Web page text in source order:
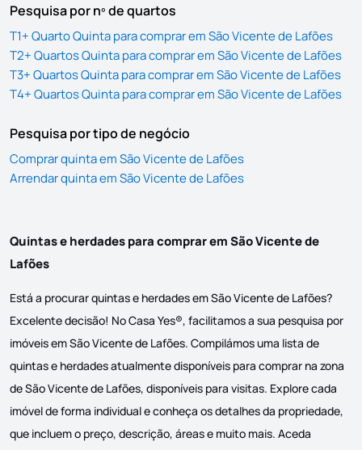
Pesquisa por nº de quartos
T1+ Quarto Quinta para comprar em São Vicente de Lafões
T2+ Quartos Quinta para comprar em São Vicente de Lafões
T3+ Quartos Quinta para comprar em São Vicente de Lafões
T4+ Quartos Quinta para comprar em São Vicente de Lafões
Pesquisa por tipo de negócio
Comprar quinta em São Vicente de Lafões
Arrendar quinta em São Vicente de Lafões
Quintas e herdades para comprar em São Vicente de
Lafões
Está a procurar quintas e herdades em São Vicente de Lafões?
Excelente decisão! No Casa Yes®, facilitamos a sua pesquisa por
imóveis em São Vicente de Lafões. Compilámos uma lista de
quintas e herdades atualmente disponíveis para comprar na zona
de São Vicente de Lafões, disponíveis para visitas. Explore cada
imóvel de forma individual e conheça os detalhes da propriedade,
que incluem o preço, descrição, áreas e muito mais. Aceda